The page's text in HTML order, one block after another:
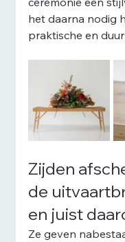
het daarna nodig
praktische en
Zijden
de
en juist
Ze geven